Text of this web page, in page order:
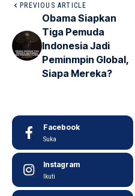
PREVIOUS ARTICLE
Obama Siapkan
Tiga Pemuda
Indonesia Jadi
Peminmpin Global,
Siapa Mereka?
Facebook
Suka
Instagram
Ikuti